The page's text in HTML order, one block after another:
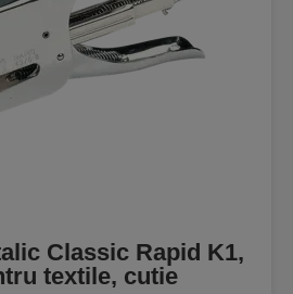
Classic Rapid K1,
textile, cutie